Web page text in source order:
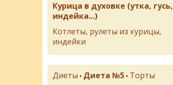
Курица в духовке (утка, гусь,
индейка...)
Котлеты, рулеты из курицы,
индейки
Диеты • Диета №5 • Торты